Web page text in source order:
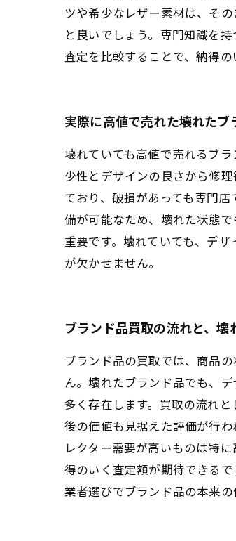
ツや希少なレザー素材は、そ
と良いでしょう。専門知識を
査定を比較することで、納得
実際に高値で売れた壊れた
壊れていても高値で売れるブ
少性とデザインの良さから修
ており、破損があっても専門
備が可能なため、壊れた状態
重要です。壊れていても、デ
が欠かせません。
ブランド品買取の流れと、壊
ブランド品の買取では、商品
ん。壊れたブランド品でも、
多く存在します。買取の流れ
後の価値も見据えた評価が行
レクター需要が高いものは特
得のいく査定額が期待できる
業者選びでブランド品の本来の